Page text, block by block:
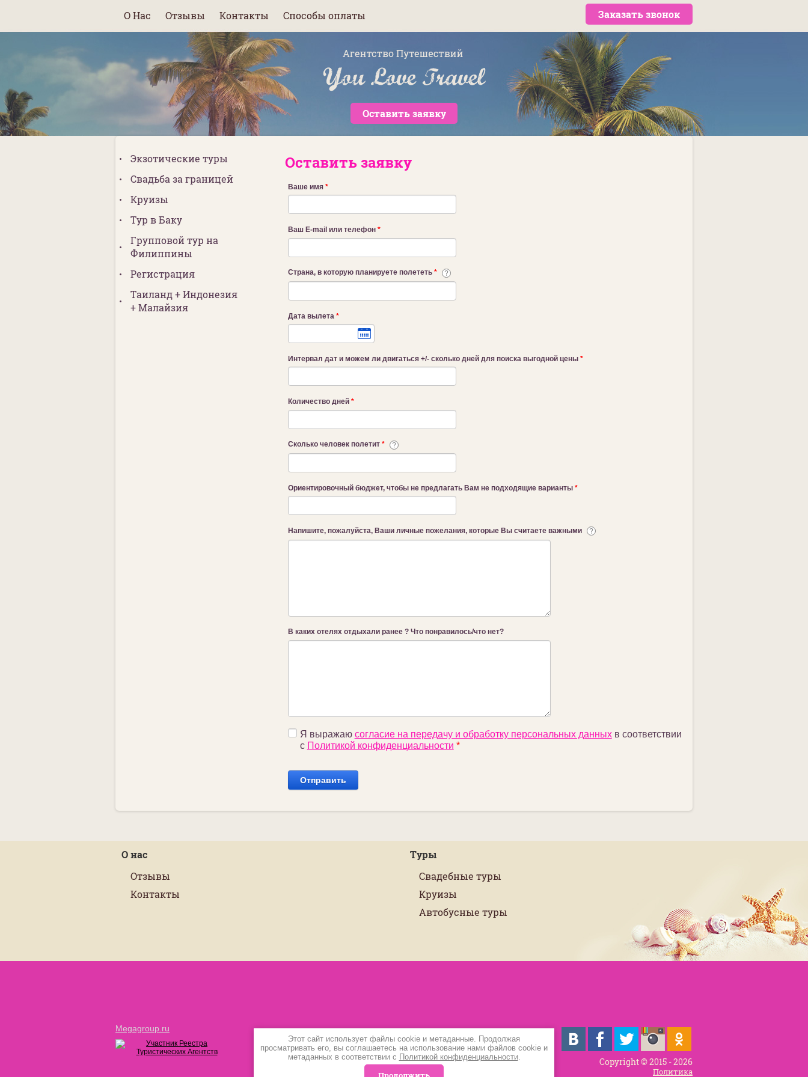
О Нас Отзывы Контакты Способы оплаты Заказать звонок
Оставить заявку
Экзотические туры
Свадьба за границей
Круизы
Тур в Баку
Групповой тур на
Филиппины
Регистрация
Таиланд + Индонезия
+ Малайзия
Оставить заявку
Ваше имя *
Ваш E-mail или телефон *
Страна, в которую планируете полететь *
Дата вылета *
Интервал дат и можем ли двигаться +/- сколько дней для поиска выгодной цены *
Количество дней *
Сколько человек полетит *
Ориентировочный бюджет, чтобы не предлагать Вам не подходящие варианты *
Напишите, пожалуйста, Ваши личные пожелания, которые Вы считаете важными
В каких отелях отдыхали ранее ? Что понравилось/что нет?
Я выражаю согласие на передачу и обработку персональных данныхв соответствии
с Политикой конфиденциальности *
О нас
Отзывы
Контакты
Туры
Свадебные туры
Круизы
Автобусные туры
Megagroup.ru
Copyright © 2015 - 2026
Политика
Этот сайт использует файлы cookie и метаданные. Продолжая
просматривать его, вы соглашаетесь на использование нами файлов cookie и
метаданных в соответствии с Политикой конфиденциальности.